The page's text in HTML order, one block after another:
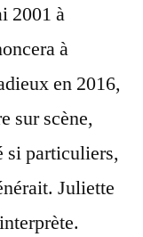
2001 à
à
en 2016,
sur scène,
si particuliers,
Juliette